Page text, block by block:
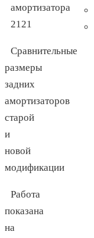
Сравнительные
размеры
задних
амортизаторов
старой
и
новой
модификации
Работа
показана
на